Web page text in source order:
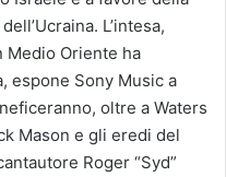
L’intesa,
Medio Oriente ha
espone Sony Music a
oltre a Waters
Mason e gli eredi del
Roger “Syd”